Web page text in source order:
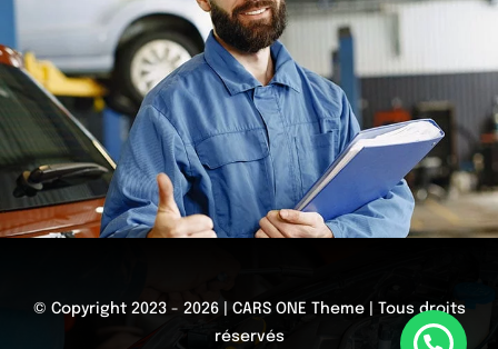
© Copyright 2023 - 2026 | CARS ONE Theme | Tous droits
réservés